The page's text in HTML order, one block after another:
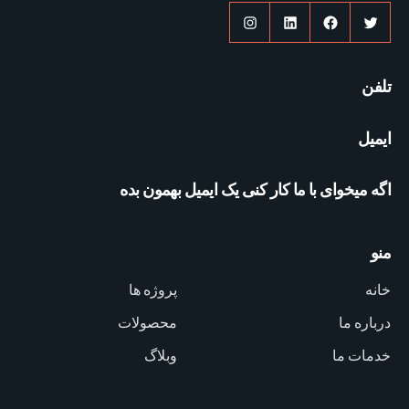
توییتر فیس‌بوکلینکدایناینستاگرم
تلفن
ایمیل
اگه میخوای با ما کار کنی یک ایمیل بهمون بده
منو
خانه
درباره ما
خدمات ما
پروژه ها
محصولات
وبلاگ